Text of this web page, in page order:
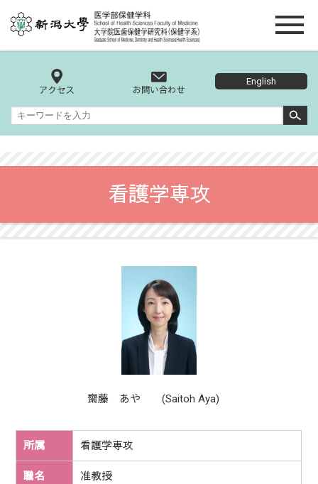
English
看護学専攻
齋藤 あや (Saitoh Aya)
所属 看護学専攻
職名 准教授